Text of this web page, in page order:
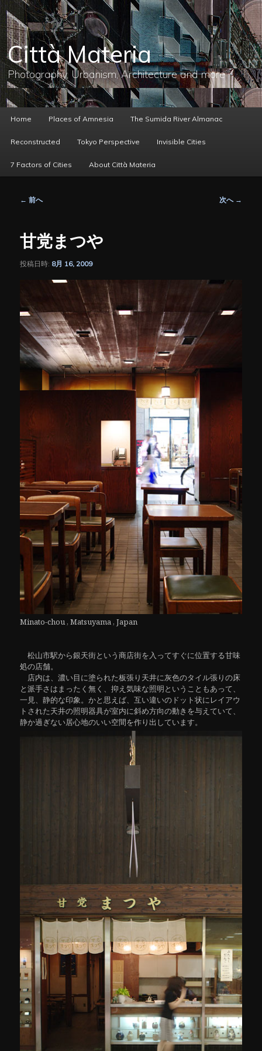
メ
イ
ン
コ
ン
テ
ン
へ
移
動
Città Materia
Photography, Urbanism, Architecture and more
ー
Home Places of Amnesia The Sumida River Almanac
Reconstructed Tokyo Perspective Invisible Cities
7 Factors of Cities About Città Materia
ビ
ゲ
シ
← 前へ 次へ →
甘党まつや
投稿日時: 8月 16, 2009
Minato-chou , Matsuyama , Japan
松山市駅から銀天街という商店街を入ってすぐに位置する甘味
処の店舗。
店内は、濃い目に塗られた板張り天井に灰色のタイル張りの床
と派手さはまったく無く、抑え気味な照明ということもあって、
一見、静的な印象。かと思えば、互い違いのドット状にレイアウ
トされた天井の照明器具が室内に斜め方向の動きを与えていて、
静か過ぎない居心地のいい空間を作り出しています。